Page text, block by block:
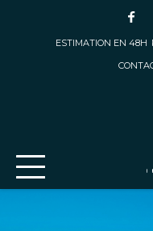
ESTIMATION EN 48H